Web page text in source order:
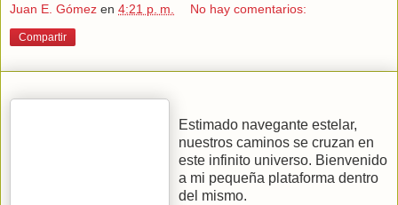
Juan E. Gómez en 4:21 p. m. No hay comentarios:
Compartir
Estimado navegante estelar,
nuestros caminos se cruzan en
este infinito universo. Bienvenido
a mi pequeña plataforma dentro
del mismo.